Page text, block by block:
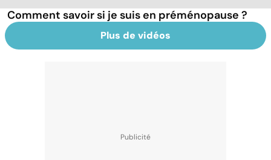
Comment savoir si je suis en préménopause ?
Plus de vidéos